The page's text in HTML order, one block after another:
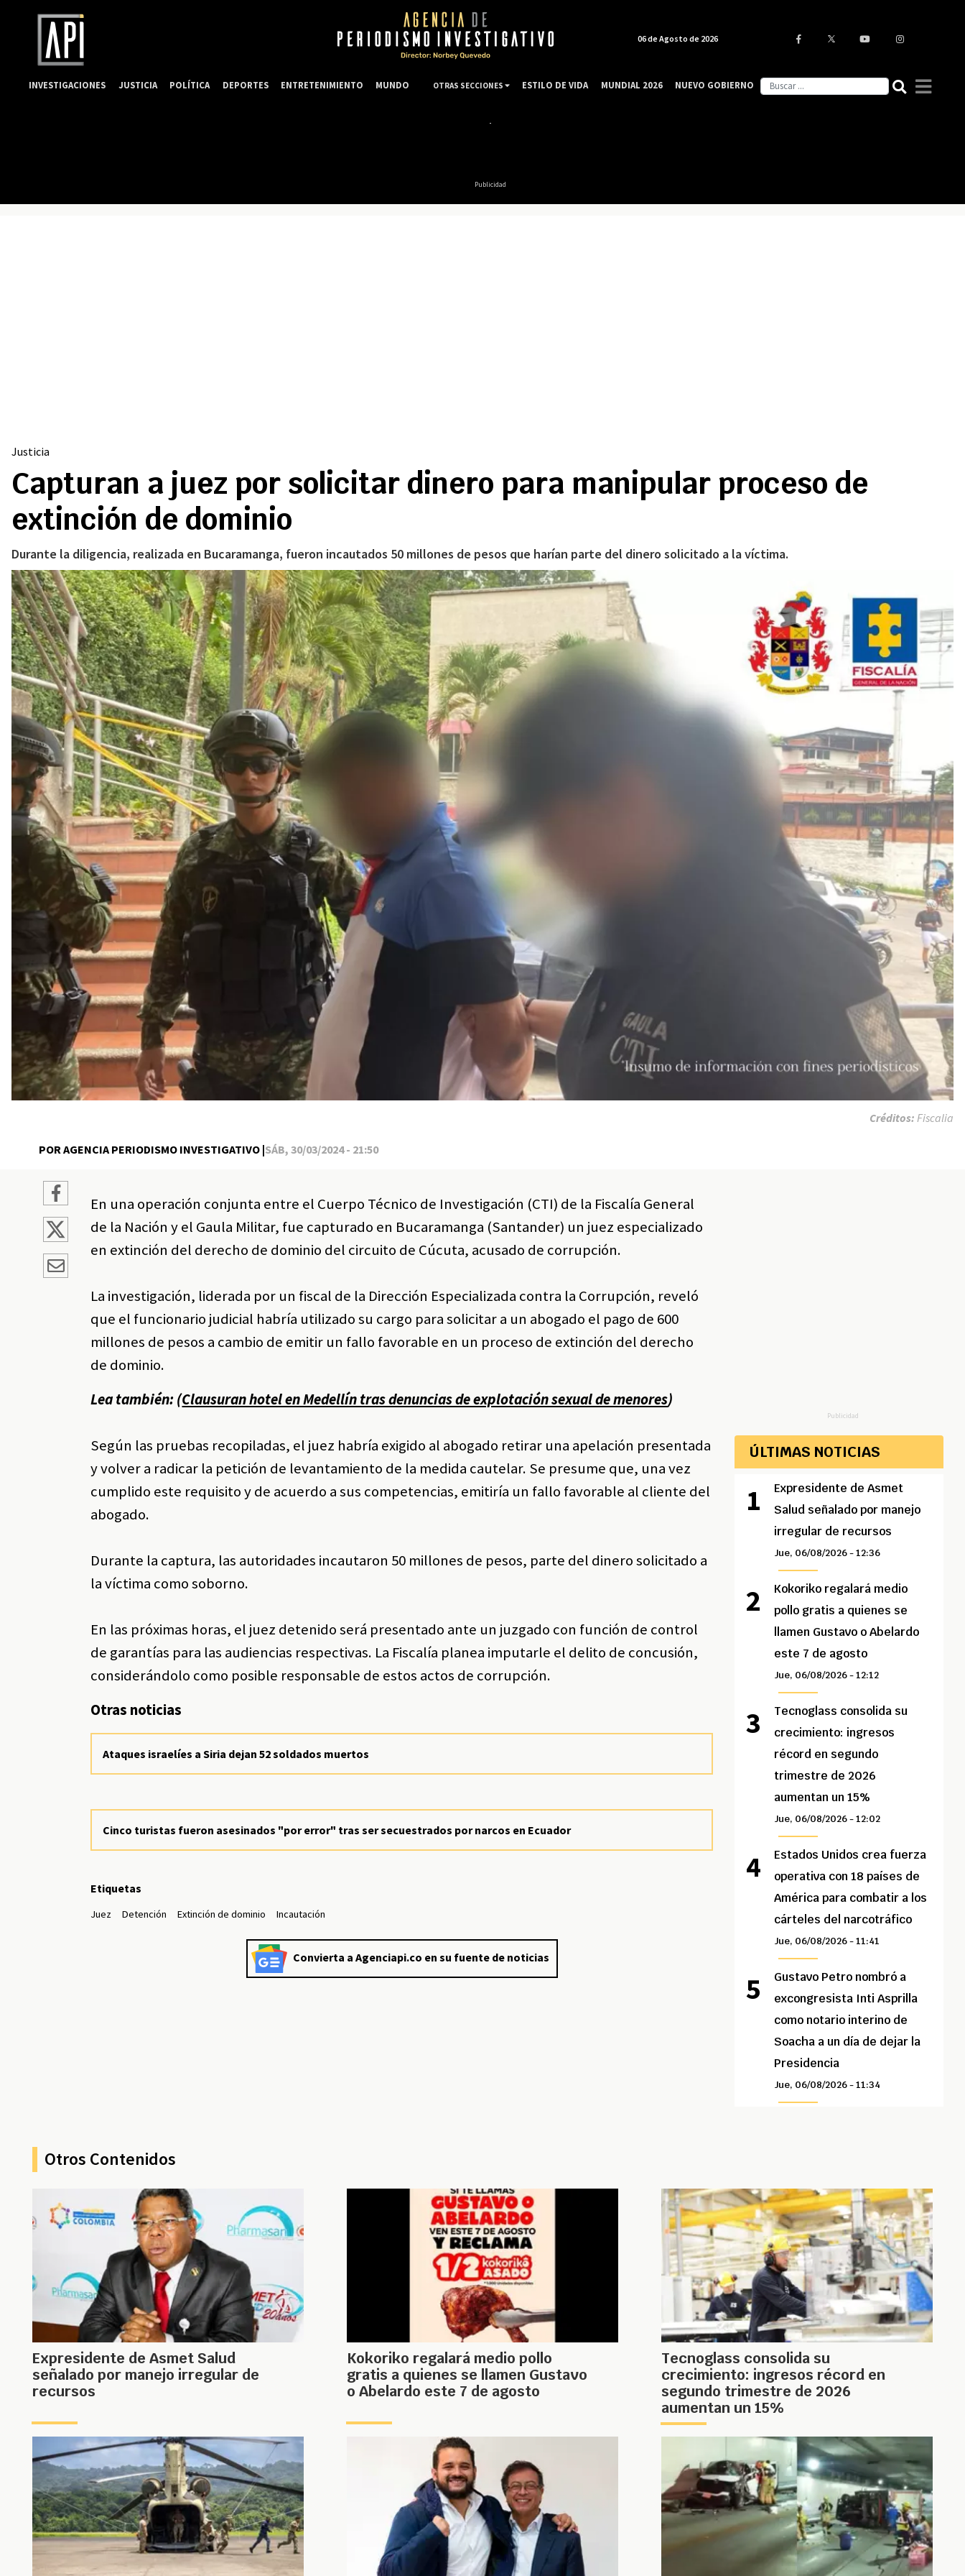
Publicidad
Justicia
Capturan a juez por solicitar dinero para manipular proceso de
extinción de dominio
Durante la diligencia, realizada en Bucaramanga, fueron incautados 50 millones de pesos que harían parte del dinero solicitado a la víctima.
POR AGENCIA PERIODISMO INVESTIGATIVO |SÁB, 30/03/2024 - 21:50
Créditos: Fiscalia
En una operación conjunta entre el Cuerpo Técnico de Investigación (CTI) de la Fiscalía General
de la Nación y el Gaula Militar, fue capturado en Bucaramanga (Santander) un juez especializado
en extinción del derecho de dominio del circuito de Cúcuta, acusado de corrupción.
La investigación, liderada por un fiscal de la Dirección Especializada contra la Corrupción, reveló
que el funcionario judicial habría utilizado su cargo para solicitar a un abogado el pago de 600
millones de pesos a cambio de emitir un fallo favorable en un proceso de extinción del derecho
de dominio.
Lea también: (Clausuran hotel en Medellín tras denuncias de explotación sexual de menores)
Según las pruebas recopiladas, el juez habría exigido al abogado retirar una apelación presentada
y volver a radicar la petición de levantamiento de la medida cautelar. Se presume que, una vez
cumplido este requisito y de acuerdo a sus competencias, emitiría un fallo favorable al cliente del
abogado.
Durante la captura, las autoridades incautaron 50 millones de pesos, parte del dinero solicitado a
la víctima como soborno.
En las próximas horas, el juez detenido será presentado ante un juzgado con función de control
de garantías para las audiencias respectivas. La Fiscalía planea imputarle el delito de concusión,
considerándolo como posible responsable de estos actos de corrupción.
Otras noticias
Ataques israelíes a Siria dejan 52 soldados muertos
Cinco turistas fueron asesinados "por error" tras ser secuestrados por narcos en Ecuador
Etiquetas
Juez Detención Extinción de dominio Incautación
Convierta a Agenciapi.co en su fuente de noticias
Publicidad
ÚLTIMAS NOTICIAS
Expresidente de Asmet
Salud señalado por manejo
irregular de recursos
Jue, 06/08/2026 - 12:36
Kokoriko regalará medio
pollo gratis a quienes se
llamen Gustavo o Abelardo
este 7 de agosto
Jue, 06/08/2026 - 12:12
Tecnoglass consolida su
crecimiento: ingresos
récord en segundo
trimestre de 2026
aumentan un 15%
Jue, 06/08/2026 - 12:02
Estados Unidos crea fuerza
operativa con 18 países de
América para combatir a los
cárteles del narcotráfico
Jue, 06/08/2026 - 11:41
Gustavo Petro nombró a
excongresista Inti Asprilla
como notario interino de
Soacha a un día de dejar la
Presidencia
Jue, 06/08/2026 - 11:34
Otros Contenidos
Expresidente de Asmet Salud
señalado por manejo irregular de
recursos
Kokoriko regalará medio pollo
gratis a quienes se llamen Gustavo
o Abelardo este 7 de agosto
Tecnoglass consolida su
crecimiento: ingresos récord en
segundo trimestre de 2026
aumentan un 15%
06 de Agosto de 2026
INVESTIGACIONES JUSTICIA POLÍTICA DEPORTES ENTRETENIMIENTO MUNDO OTRAS SECCIONES ESTILO DE VIDA MUNDIAL 2026 NUEVO GOBIERNO